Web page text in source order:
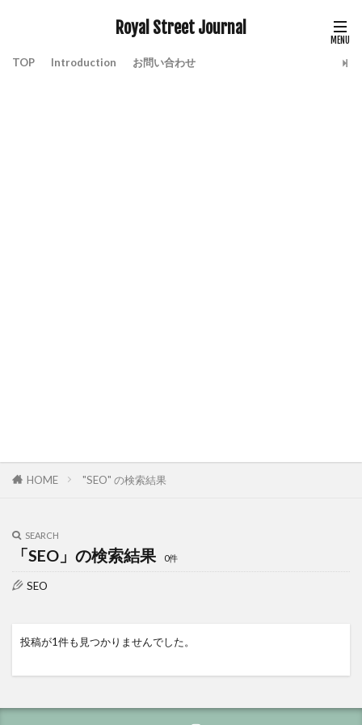
Royal Street Journal
TOP Introduction お問い合わせ
HOME "SEO" の検索結果
SEARCH
「SEO」の検索結果 0件
SEO
投稿が1件も見つかりませんでした。